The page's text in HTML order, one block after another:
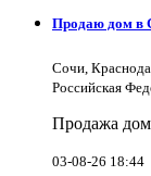
Продаю дом в
Сочи,
Российская
Продажа
03-08-26 18:44